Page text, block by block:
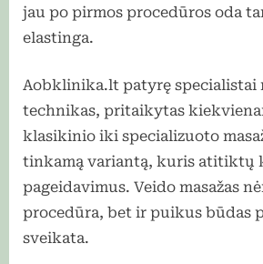
jau po pirmos procedūros oda
elastinga.
Aobklinika.lt patyrę specialistai
technikas, pritaikytas
klasikinio iki specializuoto
tinkamą variantą, kuris atitiktų
pageidavimus. Veido masažas
procedūra, bet ir puikus būdas
sveikata.